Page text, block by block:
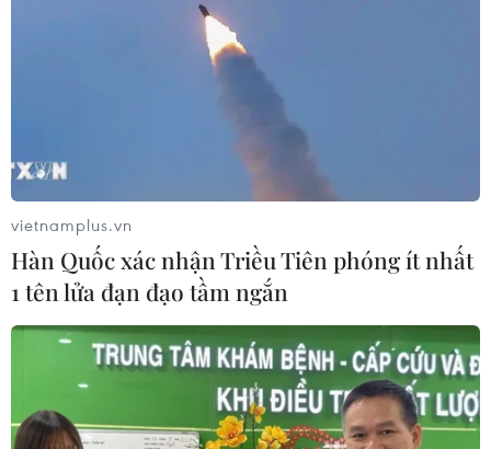
vietnamplus.vn
Hàn Quốc xác nhận Triều Tiên phóng ít nhất
1 tên lửa đạn đạo tầm ngắn